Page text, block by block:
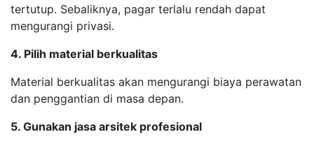
tertutup. Sebaliknya, pagar terlalu rendah dapat
mengurangi privasi.
4. Pilih material berkualitas
Material berkualitas akan mengurangi biaya perawatan
dan penggantian di masa depan.
5. Gunakan jasa arsitek profesional